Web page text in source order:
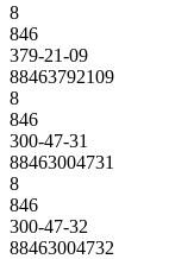
8
846
379-21-09
88463792109
8
846
300-47-31
88463004731
8
846
300-47-32
88463004732